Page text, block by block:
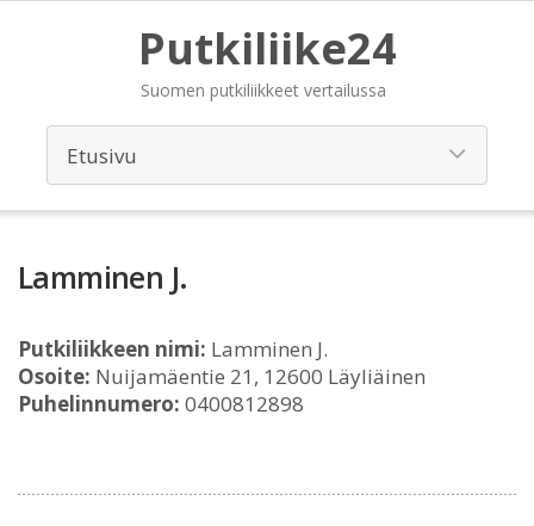
Putkiliike24
Suomen putkiliikkeet vertailussa
Lamminen J.
Putkiliikkeen nimi: Lamminen J.
Osoite: Nuijamäentie 21, 12600 Läyliäinen
Puhelinnumero: 0400812898